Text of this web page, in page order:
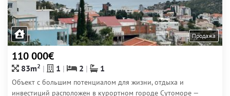
Продажа
110 000€
83m2 1 2 1
Объект с большим потенциалом для жизни, отдыха и
инвестиций расположен в курортном городе Сутоморе —